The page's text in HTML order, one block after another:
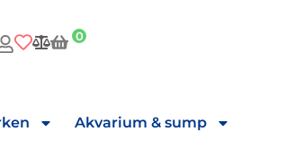
0
Akvarium & sump